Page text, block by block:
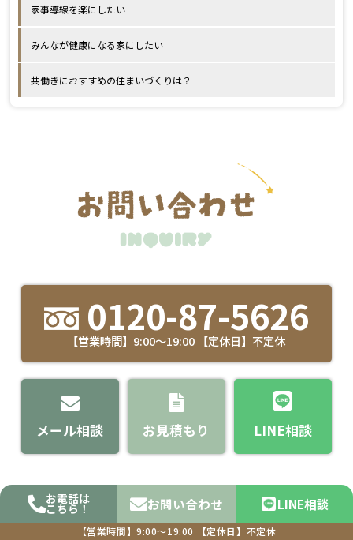
お電話は
こちら！ お問い合わせ LINE相談
【営業時間】9:00～19:00 【定休日】不定休
家事導線を楽にしたい
みんなが健康になる家にしたい
共働きにおすすめの住まいづくりは？
0120-87-5626
【営業時間】9:00～19:00 【定休日】不定休
メール相談 お見積もり LINE相談